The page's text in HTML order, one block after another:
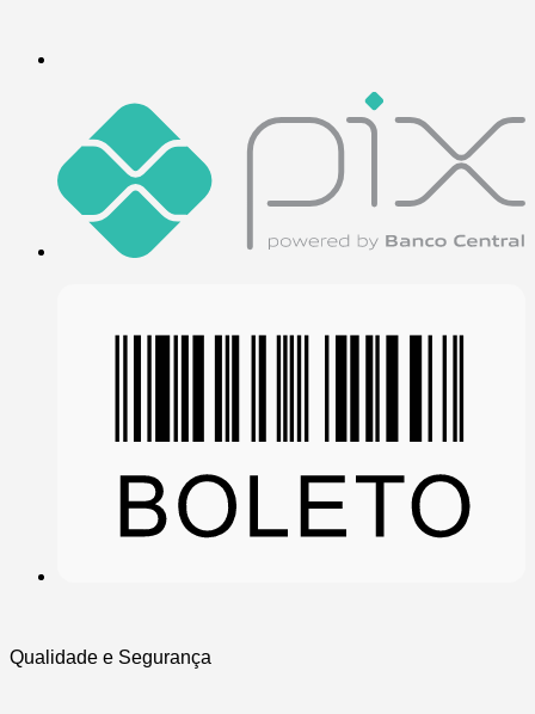
Qualidade e Segurança